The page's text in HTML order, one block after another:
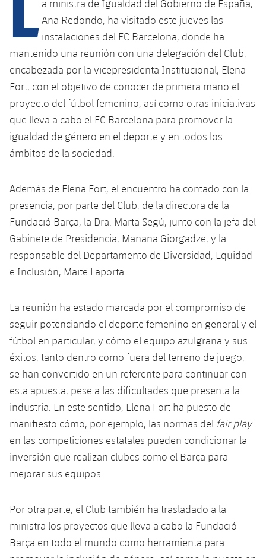
SUB13
SUB12
SUB11 A
SUB10 A
SUB9 A
SUB9 B
SUB8 A
SUB13 B
SUB12 C
SUB11 C
Entradas
Gameday Shows
Resultados
Clasificación
Jugadores
Historia
Palmarés
Base
Barça Atlètic
Junior
Cadete A
Cadete B
Infantil A
Infantil B
Mini
Campus Verano
PLUSICON
MÁS
Primer Equipo
plusicon
más
Actualidad
Entradas
Resultados
Clasificaciones
Fotos
Historia
Palmarés
Barça Atlètic
plusicon
más
Actualidad
Resultados
Clasificaciones
Jugadores
Fotos
Base
plusicon
más
Juvenil
Cadete A
Cadete B
Infantil B
plusicon
más
Actualidad
Calendario
Resultados
Clasificaciones
Jugadors
Fotos
Palmarés
Barça Atlètic
plusicon
más
Actualidad
Resultados
Jugadores
Clasificaciones
plusicon
más
Juvenil
Cadete
Infantil
Alevín
PLUSICON
MÁS
Primer equipo
plusicon
más
Actualidad
Calendario
Entradas
Resultados
Clasificaciones
Jugadores
Barça Atlètic
plusicon
más
Actualidad
Calendario
Resultados
Jugadores
Clasificaciones
Base
plusicon
más
Actualidad
Junior
Juvenil
Campus Verano
Información general
plusicon
más
Noticias
a ministra de Igualdad del Gobierno de España,
Ana Redondo, ha visitado este jueves las
instalaciones del FC Barcelona, donde ha
mantenido una reunión con una delegación del Club,
encabezada por la vicepresidenta Institucional, Elena
Fort, con el objetivo de conocer de primera mano el
proyecto del fútbol femenino, así como otras iniciativas
que lleva a cabo el FC Barcelona para promover la
igualdad de género en el deporte y en todos los
ámbitos de la sociedad.
Además de Elena Fort, el encuentro ha contado con la
presencia, por parte del Club, de la directora de la
Fundació Barça, la Dra. Marta Segú, junto con la jefa del
Gabinete de Presidencia, Manana Giorgadze, y la
responsable del Departamento de Diversidad, Equidad
e Inclusión, Maite Laporta.
La reunión ha estado marcada por el compromiso de
seguir potenciando el deporte femenino en general y el
fútbol en particular, y cómo el equipo azulgrana y sus
éxitos, tanto dentro como fuera del terreno de juego,
se han convertido en un referente para continuar con
esta apuesta, pese a las dificultades que presenta la
industria. En este sentido, Elena Fort ha puesto de
manifiesto cómo, por ejemplo, las normas del fair play
en las competiciones estatales pueden condicionar la
inversión que realizan clubes como el Barça para
mejorar sus equipos.
Por otra parte, el Club también ha trasladado a la
ministra los proyectos que lleva a cabo la Fundació
Barça en todo el mundo como herramienta para